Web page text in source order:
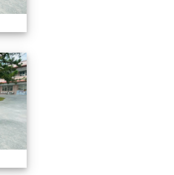
1141208拜會光復國小